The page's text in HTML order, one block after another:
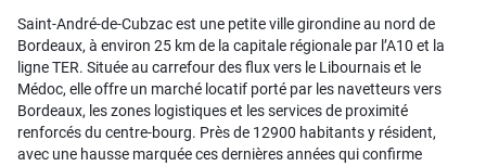
Saint-André-de-Cubzac est une petite ville girondine au nord de
Bordeaux, à environ 25 km de la capitale régionale par l’A10 et la
ligne TER. Située au carrefour des flux vers le Libournais et le
Médoc, elle offre un marché locatif porté par les navetteurs vers
Bordeaux, les zones logistiques et les services de proximité
renforcés du centre-bourg. Près de 12900 habitants y résident,
avec une hausse marquée ces dernières années qui confirme